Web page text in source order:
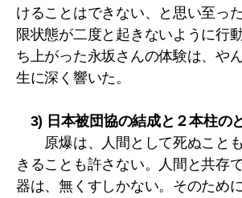
けることはできない、と思い至っ
限状態が二度と起きないように行
ち上がった永坂さんの体験は、や
生に深く響いた。
3) 日本被団協の結成と２本柱の
原爆は、人間として死ぬことも
きることも許さない。人間と共存
器は、無くすしかない。そのため